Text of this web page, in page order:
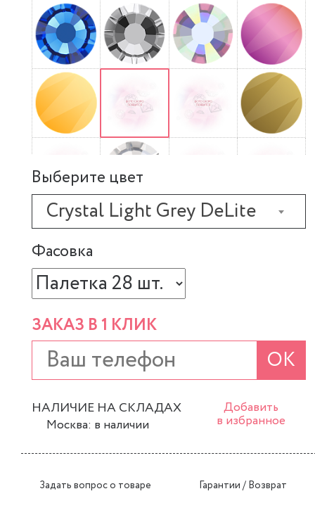
Выберите цвет
Crystal Light Grey DeLite
Фасовка
ЗАКАЗ В 1 КЛИК
ОК
НАЛИЧИЕ НА СКЛАДАХ
Москва: в наличии
Добавить
в избранное
Задать вопрос о товаре Гарантии / Возврат